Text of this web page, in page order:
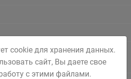
учреждение «Кадровый центр Кузбасса»
населения города Белово
cookie для хранения данных.
сайт, Вы даете свое
с этими файлами.